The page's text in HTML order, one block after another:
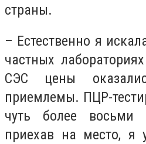
страны.
– Естественно я
частных
СЭС цены
приемлемы. ПЦР-
чуть более восьми
приехав на место, я